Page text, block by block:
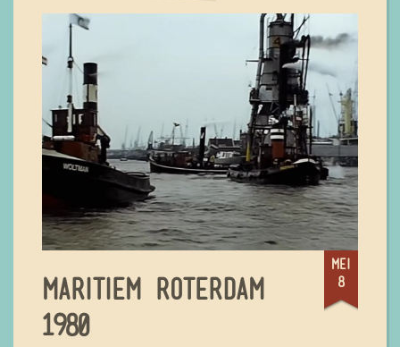
mei
8
MARITIEM ROTERDAM
1980